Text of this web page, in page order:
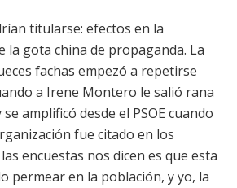
titularse: efectos en la
la gota china de propaganda. La
fachas empezó a repetirse
a Irene Montero le salió rana
se amplificó desde el PSOE cuando
fue citado en los
encuestas nos dicen es que esta
permear en la población, y yo, la